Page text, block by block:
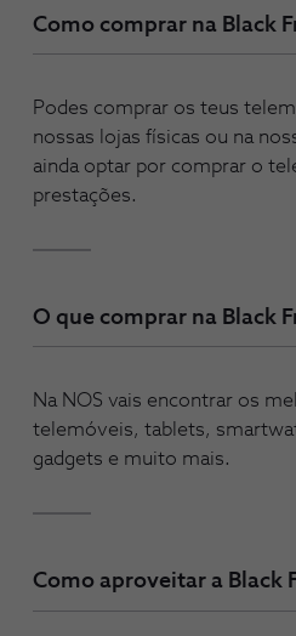
Como comprar na Black
Podes comprar os teus
nossas lojas físicas ou na
ainda optar por comprar o
prestações.
O que comprar na Black
Na NOS vais encontrar os
telemóveis, tablets,
gadgets e muito mais.
Como aproveitar a Black